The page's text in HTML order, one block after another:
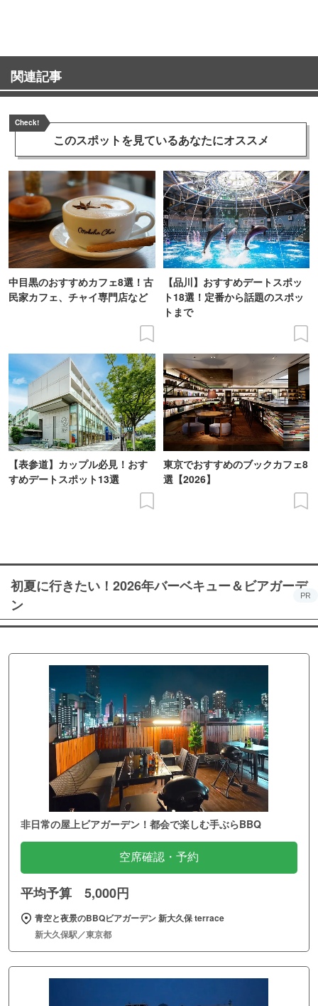
関連記事
Check!
このスポットを見ているあなたにオススメ
中目黒のおすすめカフェ8選！古
民家カフェ、チャイ専門店など
【品川】おすすめデートスポッ
ト18選！定番から話題のスポッ
トまで
【表参道】カップル必見！おす
すめデートスポット13選
東京でおすすめのブックカフェ8
選【2026】
初夏に行きたい！2026年バーベキュー＆ビアガーデ
ン
PR
非日常の屋上ビアガーデン！都会で楽しむ手ぶらBBQ
空席確認・予約
平均予算 5,000円
青空と夜景のBBQビアガーデン 新大久保 terrace
新大久保駅／東京都